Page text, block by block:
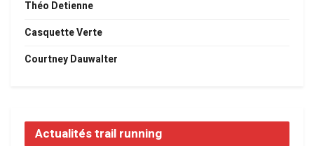
Théo Detienne
Casquette Verte
Courtney Dauwalter
Actualités trail running